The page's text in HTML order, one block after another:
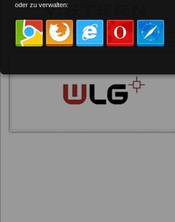
oder zu verwalten: